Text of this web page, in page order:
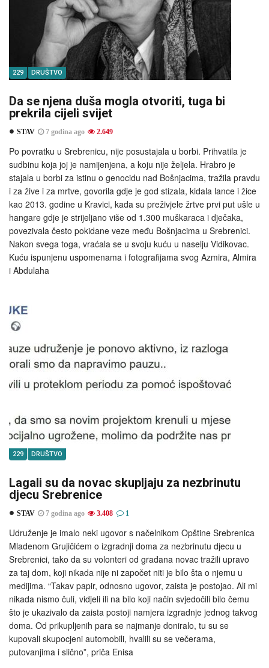
229 DRUŠTVO
Da se njena duša mogla otvoriti, tuga bi
prekrila cijeli svijet
STAV 7 godina ago 2.649
Po povratku u Srebrenicu, nije posustajala u borbi. Prihvatila je
sudbinu koja joj je namijenjena, a koju nije željela. Hrabro je
stajala u borbi za istinu o genocidu nad Bošnjacima, tražila pravdu
i za žive i za mrtve, govorila gdje je god stizala, kidala lance i žice
kao 2013. godine u Kravici, kada su preživjele žrtve prvi put ušle u
hangare gdje je strijeljano više od 1.300 muškaraca i dječaka,
povezivala često pokidane veze među Bošnjacima u Srebrenici.
Nakon svega toga, vraćala se u svoju kuću u naselju Vidikovac.
Kuću ispunjenu uspomenama i fotografijama svog Azmira, Almira
i Abdulaha
229 DRUŠTVO
Lagali su da novac skupljaju za nezbrinutu
djecu Srebrenice
STAV 7 godina ago 3.408 1
Udruženje je imalo neki ugovor s načelnikom Opštine Srebrenica
Mladenom Grujičićem o izgradnji doma za nezbrinutu djecu u
Srebrenici, tako da su volonteri od građana novac tražili upravo
za taj dom, koji nikada nije ni započet niti je bilo šta o njemu u
medijima. “Takav papir, odnosno ugovor, zaista je postojao. Ali mi
nikada nismo čuli, vidjeli ili na bilo koji način svjedočili bilo čemu
što je ukazivalo da zaista postoji namjera izgradnje jednog takvog
doma. Od prikupljenih para se najmanje doniralo, tu su se
kupovali skupocjeni automobili, hvalili su se večerama,
putovanjima i slično”, priča Enisa